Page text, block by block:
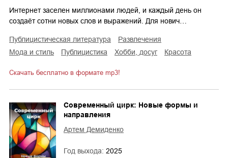
Интернет заселен миллионами людей, и каждый день он
создаёт сотни новых слов и выражений. Для нович…
публицистическая литература
развлечения
мода и стиль
публицистика хобби, досуг красота
Скачать бесплатно в формате mp3!
Современный цирк: Новые формы и
направления
Артем Демиденко
Год выхода: 2025